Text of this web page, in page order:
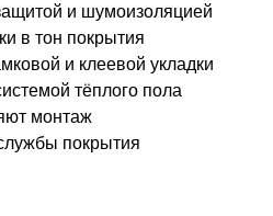
и шумоизоляцией
в тон покрытия
и клеевой укладки
тёплого пола
монтаж
покрытия